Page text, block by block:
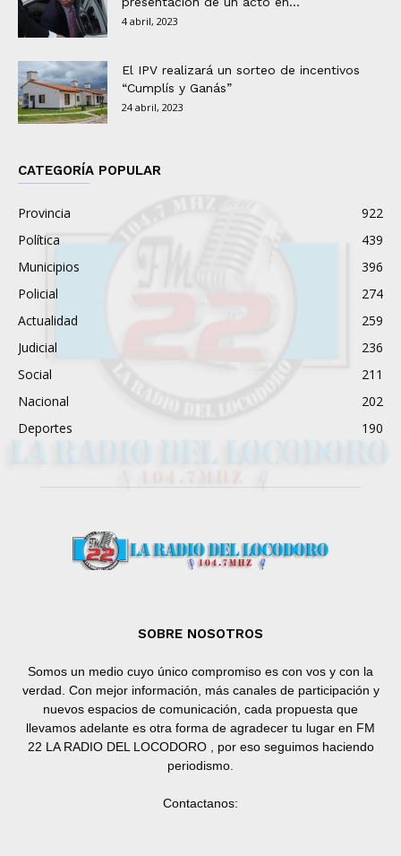
4 abril, 2023
El IPV realizará un sorteo de incentivos
“Cumplís y Ganás”
24 abril, 2023
CATEGORÍA POPULAR
Provincia
922
Política
439
Municipios
396
Policial
274
Actualidad
259
Judicial
236
Social
211
Nacional
202
Deportes
190
SOBRE NOSOTROS
Somos un medio cuyo único compromiso es con vos y con la
verdad. Con mejor información, más canales de participación y
nuevos espacios de comunicación, cada propuesta que
llevamos adelante es otra forma de agradecer tu lugar en FM
22 LA RADIO DEL LOCODORO , por eso seguimos haciendo
periodismo.
Contactanos: